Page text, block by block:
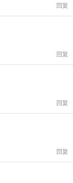
回复
回复
回复
回复